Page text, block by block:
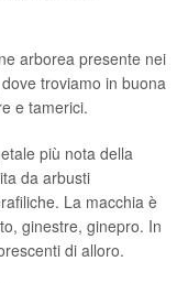
arborea presente nei
troviamo in buona
e tamerici.
più nota della
da arbusti
La macchia è
ginestre, ginepro. In
di alloro.